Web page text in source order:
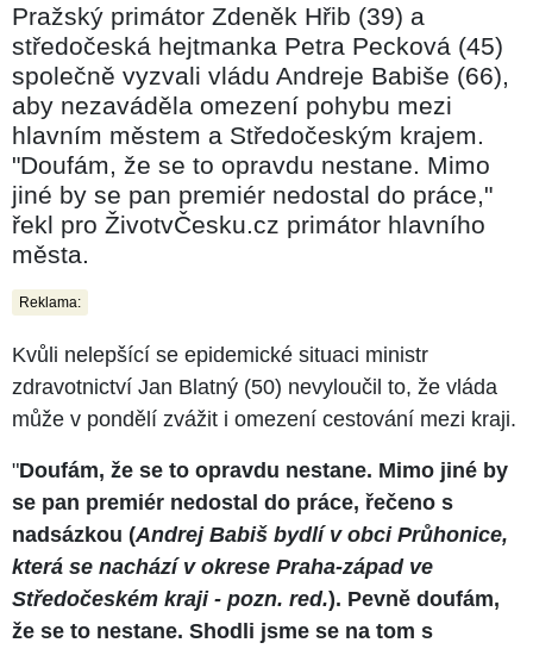
Pražský primátor Zdeněk Hřib (39) a
středočeská hejtmanka Petra Pecková (45)
společně vyzvali vládu Andreje Babiše (66),
aby nezaváděla omezení pohybu mezi
hlavním městem a Středočeským krajem.
"Doufám, že se to opravdu nestane. Mimo
jiné by se pan premiér nedostal do práce,"
řekl pro ŽivotvČesku.cz primátor hlavního
města.
Reklama:
Kvůli nelepšící se epidemické situaci ministr
zdravotnictví Jan Blatný (50) nevyloučil to, že vláda
může v pondělí zvážit i omezení cestování mezi kraji.
"Doufám, že se to opravdu nestane. Mimo jiné by
se pan premiér nedostal do práce, řečeno s
nadsázkou (Andrej Babiš bydlí v obci Průhonice,
která se nachází v okrese Praha-západ ve
Středočeském kraji - pozn. red.). Pevně doufám,
že se to nestane. Shodli jsme se na tom s